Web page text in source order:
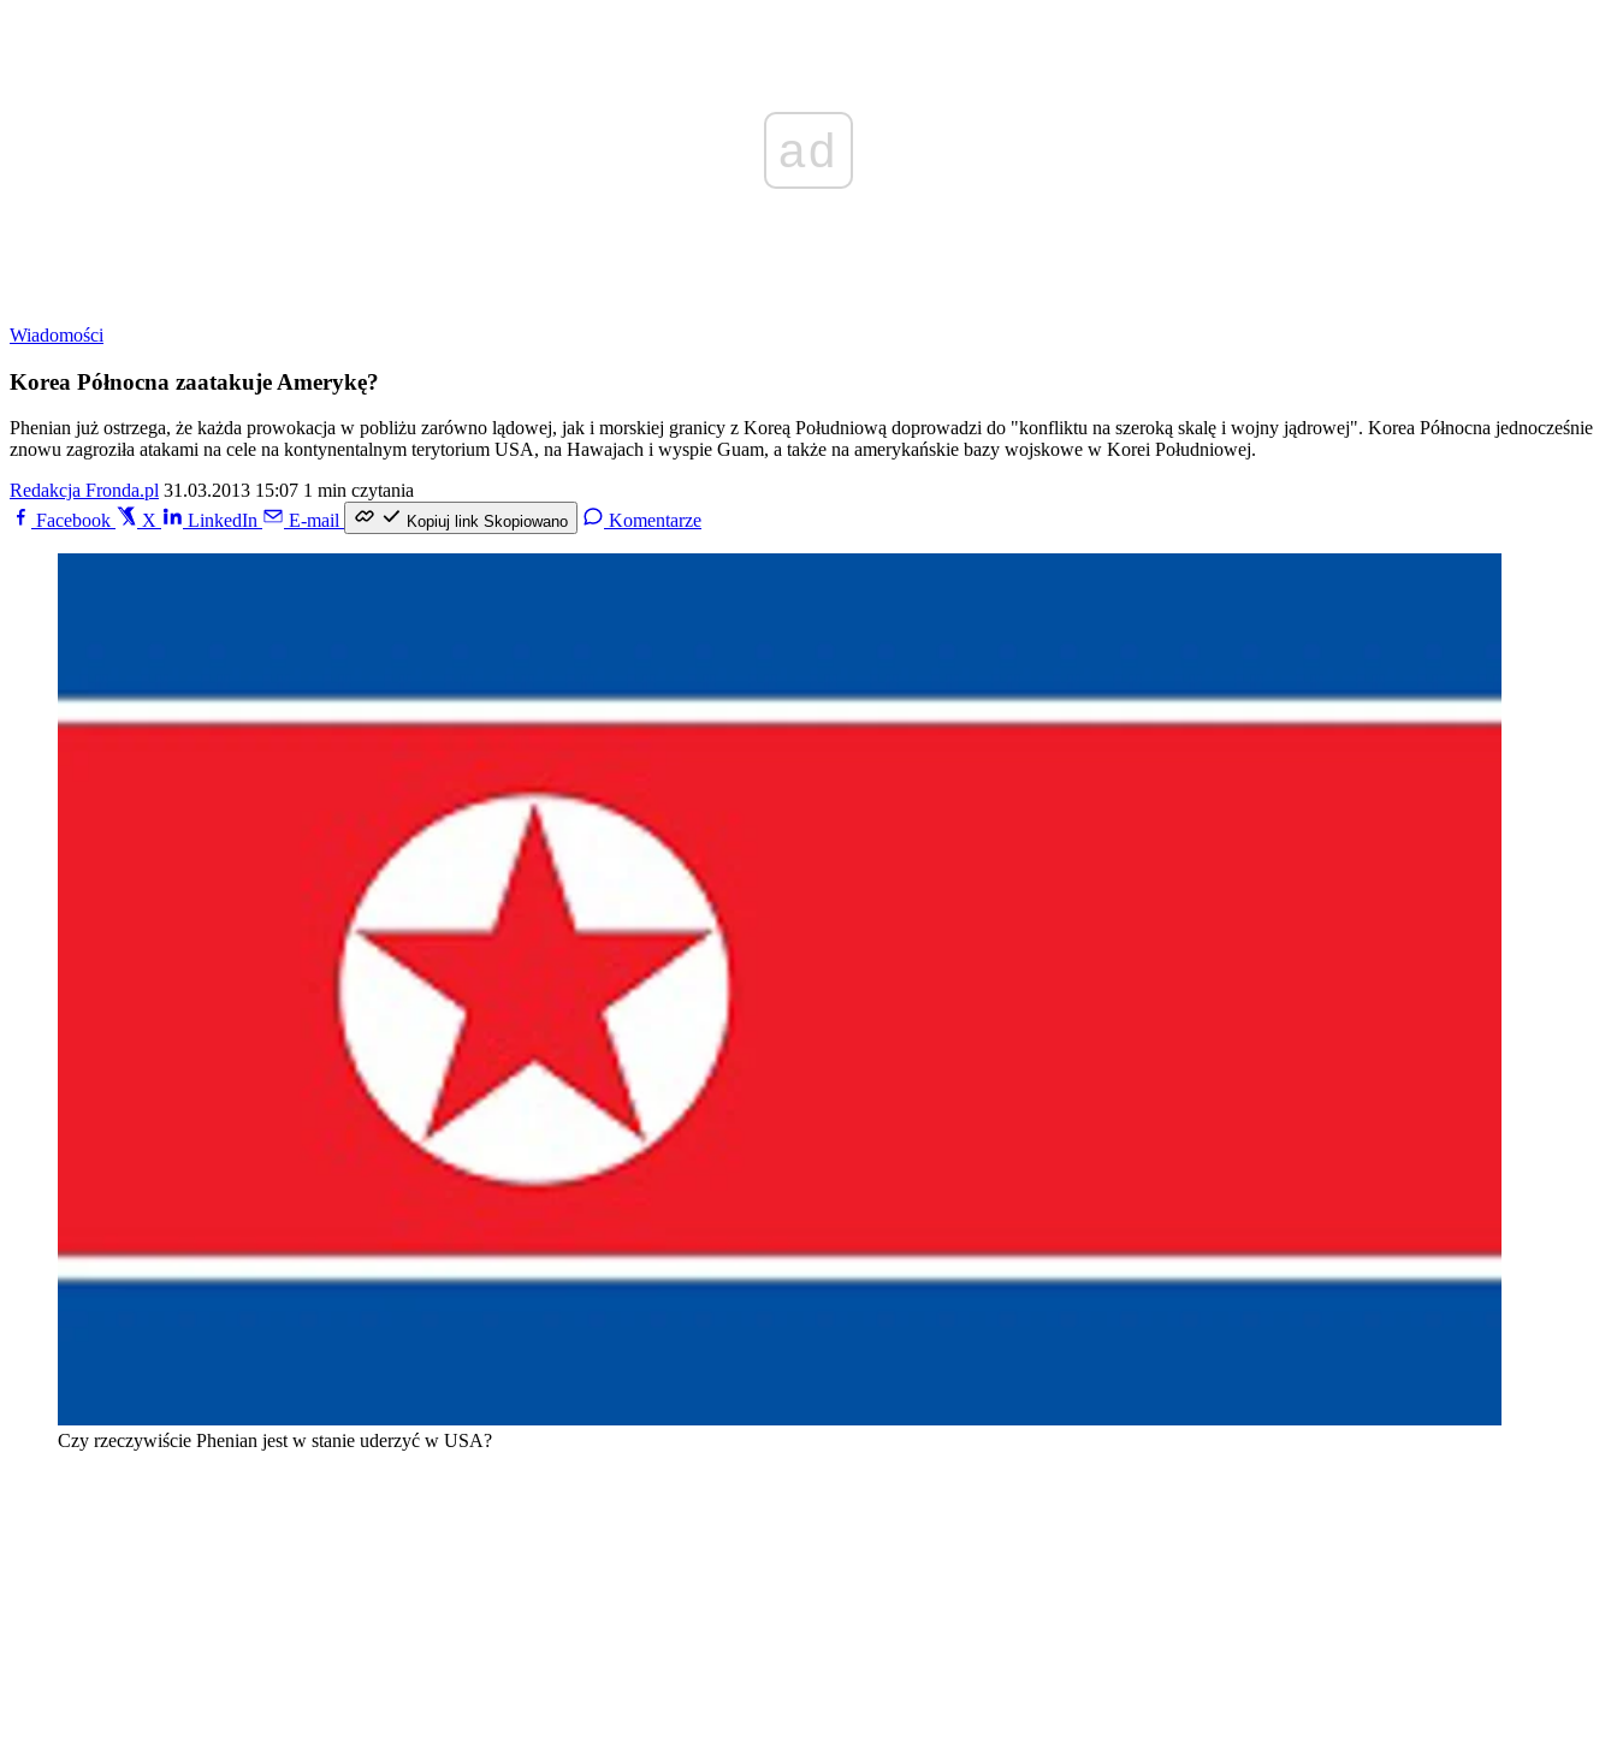
ad
Wiadomości
Korea Północna zaatakuje Amerykę?
Phenian już ostrzega, że każda prowokacja w pobliżu zarówno lądowej, jak i morskiej granicy z Koreą Południową doprowadzi do "konfliktu na szeroką skalę i wojny jądrowej". Korea Północna jednocześnie
znowu zagroziła atakami na cele na kontynentalnym terytorium USA, na Hawajach i wyspie Guam, a także na amerykańskie bazy wojskowe w Korei Południowej.
Redakcja Fronda.pl 31.03.2013 15:07 1 min czytania
Facebook
X LinkedIn E-mail Kopiuj link Skopiowano Komentarze
Czy rzeczywiście Phenian jest w stanie uderzyć w USA?